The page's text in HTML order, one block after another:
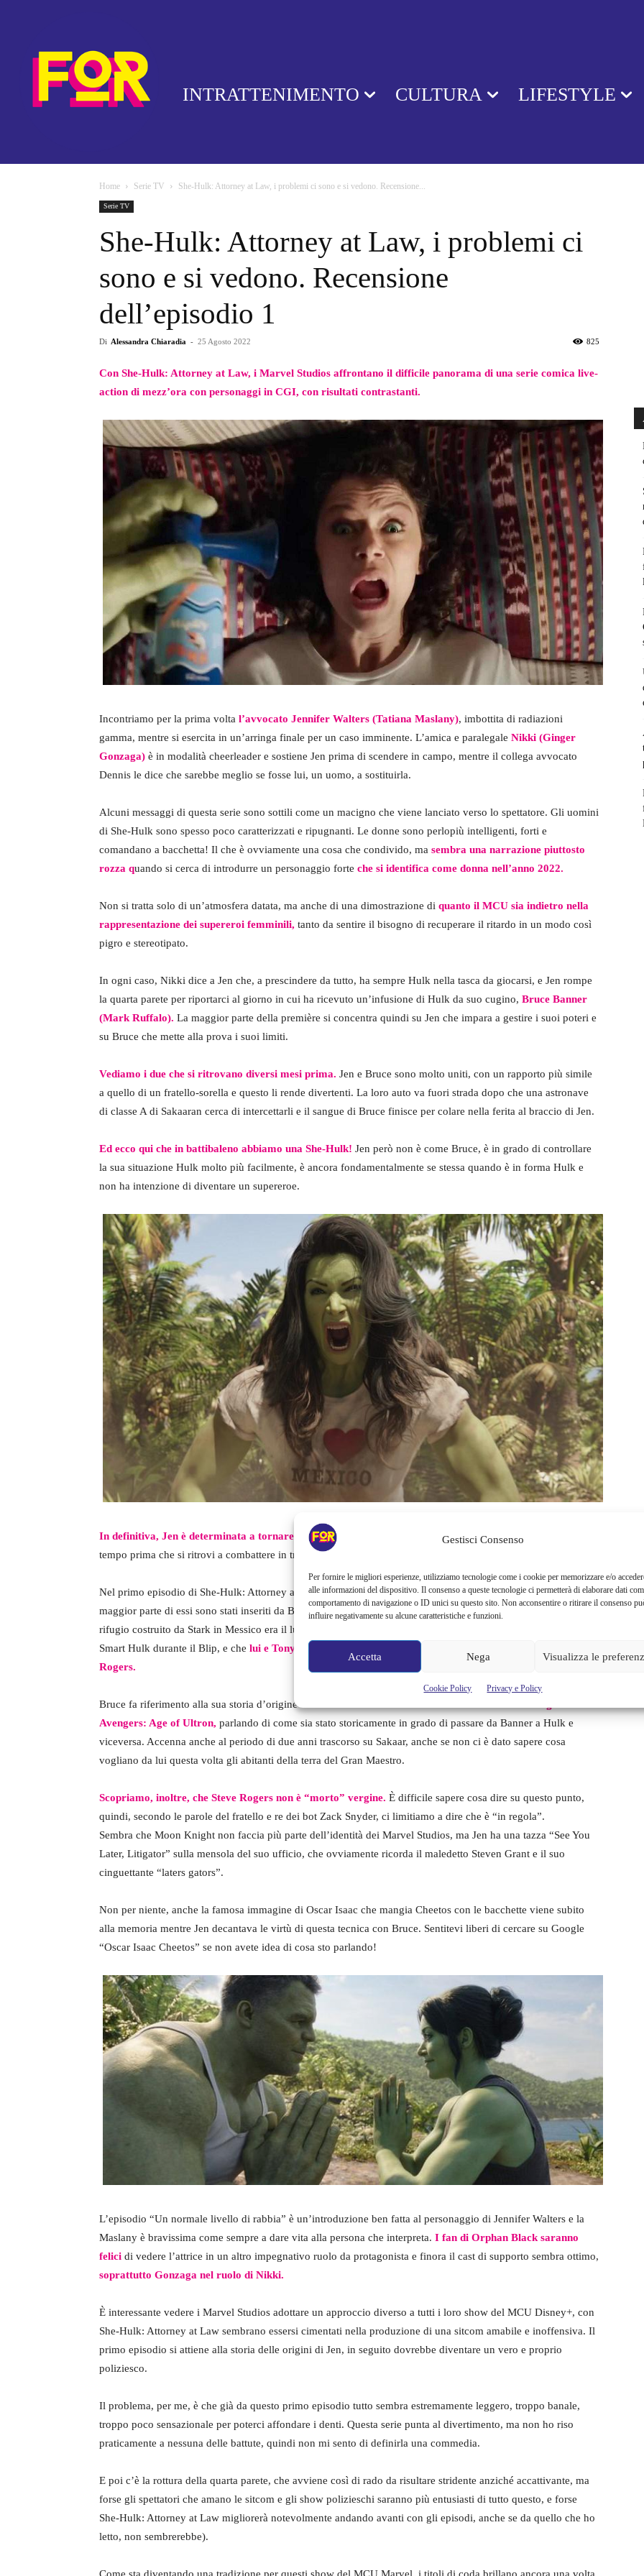
Gestisci Consenso
Per fornire le migliori esperienze, utilizziamo tecnologie come i cookie per memorizzare e/o
alle informazioni del dispositivo. Il consenso a queste tecnologie ci permetterà di elaborare dati
comportamento di navigazione o ID unici su questo sito. Non acconsentire o ritirare il consenso
influire negativamente su alcune caratteristiche e funzioni.
Accetta Nega Visualizza le
Cookie Policy Privacy e Policy
INTRATTENIMENTO CULTURA LIFESTYLE
Home Serie TV She-Hulk: Attorney at Law, i problemi ci sono e si vedono. Recensione...
Serie TV
She-Hulk: Attorney at Law, i problemi ci
sono e si vedono. Recensione
dell’episodio 1
Di Alessandra Chiaradia - 25 Agosto 2022 825
Con She-Hulk: Attorney at Law, i Marvel Studios affrontano il difficile panorama di una serie comica live-
action di mezz’ora con personaggi in CGI, con risultati contrastanti.
Incontriamo per la prima volta l’avvocato Jennifer Walters (Tatiana Maslany), imbottita di radiazioni
gamma, mentre si esercita in un’arringa finale per un caso imminente. L’amica e paralegale Nikki (Ginger
Gonzaga) è in modalità cheerleader e sostiene Jen prima di scendere in campo, mentre il collega avvocato
Dennis le dice che sarebbe meglio se fosse lui, un uomo, a sostituirla.
Alcuni messaggi di questa serie sono sottili come un macigno che viene lanciato verso lo spettatore. Gli uomini
di She-Hulk sono spesso poco caratterizzati e ripugnanti. Le donne sono perlopiù intelligenti, forti e
comandano a bacchetta! Il che è ovviamente una cosa che condivido, ma sembra una narrazione piuttosto
rozza quando si cerca di introdurre un personaggio forte che si identifica come donna nell’anno 2022.
Non si tratta solo di un’atmosfera datata, ma anche di una dimostrazione di quanto il MCU sia indietro nella
rappresentazione dei supereroi femminili, tanto da sentire il bisogno di recuperare il ritardo in un modo così
pigro e stereotipato.
In ogni caso, Nikki dice a Jen che, a prescindere da tutto, ha sempre Hulk nella tasca da giocarsi, e Jen rompe
la quarta parete per riportarci al giorno in cui ha ricevuto un’infusione di Hulk da suo cugino, Bruce Banner
(Mark Ruffalo). La maggior parte della première si concentra quindi su Jen che impara a gestire i suoi poteri e
su Bruce che mette alla prova i suoi limiti.
Vediamo i due che si ritrovano diversi mesi prima. Jen e Bruce sono molto uniti, con un rapporto più simile
a quello di un fratello-sorella e questo li rende divertenti. La loro auto va fuori strada dopo che una astronave
di classe A di Sakaaran cerca di intercettarli e il sangue di Bruce finisce per colare nella ferita al braccio di Jen.
Ed ecco qui che in battibaleno abbiamo una She-Hulk! Jen però non è come Bruce, è in grado di controllare
la sua situazione Hulk molto più facilmente, è ancora fondamentalmente se stessa quando è in forma Hulk e
non ha intenzione di diventare un supereroe.
In definitiva, Jen è determinata a tornare alla sua vita
e alla sua carriera di avvocato, ma non passa molto
tempo prima che si ritrovi a combattere in tribunale contro una
Nel primo episodio di She-Hulk: Attorney at Law ci sono molti collegamenti e Easter Eggs con il MCU, la
maggior parte di essi sono stati inseriti da Bruce, che ha colmato alcune lacune della Fase 3. Scopriamo che il
rifugio costruito da Stark in Messico era il luogo in cui lavorava all’integrazione di Hulk e Banner per creare
Smart Hulk durante il Blip, e che lui e Tony erano soliti sedersi lì a bere mentre Tony si lamentava di Steve
Rogers.
Bruce fa riferimento alla sua storia d’origine come Edward Norton e a diversi momenti di
Avengers: Age of Ultron, parlando di come sia stato storicamente in grado di passare da Banner a Hulk e
viceversa. Accenna anche al periodo di due anni trascorso su Sakaar, anche se non ci è dato sapere cosa
vogliano da lui questa volta gli abitanti della terra del Gran Maestro.
Scopriamo, inoltre, che Steve Rogers non è “morto” vergine. È difficile sapere cosa dire su questo punto,
quindi, secondo le parole del fratello e re dei bot Zack Snyder, ci limitiamo a dire che è “in regola”.
Sembra che Moon Knight non faccia più parte dell’identità dei Marvel Studios, ma Jen ha una tazza “See You
Later, Litigator” sulla mensola del suo ufficio, che ovviamente ricorda il maledetto Steven Grant e il suo
cinguettante “laters gators”.
Non per niente, anche la famosa immagine di Oscar Isaac che mangia Cheetos con le bacchette viene subito
alla memoria mentre Jen decantava le virtù di questa tecnica con Bruce. Sentitevi liberi di cercare su Google
“Oscar Isaac Cheetos” se non avete idea di cosa sto parlando!
L’episodio “Un normale livello di rabbia” è un’introduzione ben fatta al personaggio di Jennifer Walters e la
Maslany è bravissima come sempre a dare vita alla persona che interpreta. I fan di Orphan Black saranno
felici di vedere l’attrice in un altro impegnativo ruolo da protagonista e finora il cast di supporto sembra ottimo,
soprattutto Gonzaga nel ruolo di Nikki.
È interessante vedere i Marvel Studios adottare un approccio diverso a tutti i loro show del MCU Disney+, con
She-Hulk: Attorney at Law sembrano essersi cimentati nella produzione di una sitcom amabile e inoffensiva. Il
primo episodio si attiene alla storia delle origini di Jen, in seguito dovrebbe diventare un vero e proprio
poliziesco.
Il problema, per me, è che già da questo primo episodio tutto sembra estremamente leggero, troppo banale,
troppo poco sensazionale per poterci affondare i denti. Questa serie punta al divertimento, ma non ho riso
praticamente a nessuna delle battute, quindi non mi sento di definirla una commedia.
E poi c’è la rottura della quarta parete, che avviene così di rado da risultare stridente anziché accattivante, ma
forse gli spettatori che amano le sitcom e gli show polizieschi saranno più entusiasti di tutto questo, e forse
She-Hulk: Attorney at Law migliorerà notevolmente andando avanti con gli episodi, anche se da quello che ho
letto, non sembrerebbe).